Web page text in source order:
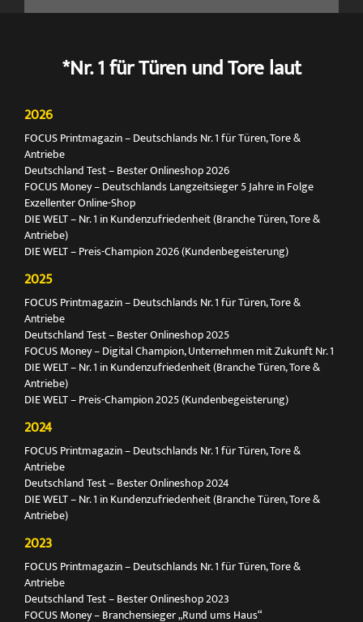
*Nr. 1 für Türen und Tore laut
2026
FOCUS Printmagazin – Deutschlands Nr. 1 für Türen, Tore &
Antriebe
Deutschland Test – Bester Onlineshop 2026
FOCUS Money – Deutschlands Langzeitsieger 5 Jahre in Folge
Exzellenter Online-Shop
DIE WELT – Nr. 1 in Kundenzufriedenheit (Branche Türen, Tore &
Antriebe)
DIE WELT – Preis-Champion 2026 (Kundenbegeisterung)
2025
FOCUS Printmagazin – Deutschlands Nr. 1 für Türen, Tore &
Antriebe
Deutschland Test – Bester Onlineshop 2025
FOCUS Money – Digital Champion, Unternehmen mit Zukunft Nr. 1
DIE WELT – Nr. 1 in Kundenzufriedenheit (Branche Türen, Tore &
Antriebe)
DIE WELT – Preis-Champion 2025 (Kundenbegeisterung)
2024
FOCUS Printmagazin – Deutschlands Nr. 1 für Türen, Tore &
Antriebe
Deutschland Test – Bester Onlineshop 2024
DIE WELT – Nr. 1 in Kundenzufriedenheit (Branche Türen, Tore &
Antriebe)
2023
FOCUS Printmagazin – Deutschlands Nr. 1 für Türen, Tore &
Antriebe
Deutschland Test – Bester Onlineshop 2023
FOCUS Money – Branchensieger „Rund ums Haus“